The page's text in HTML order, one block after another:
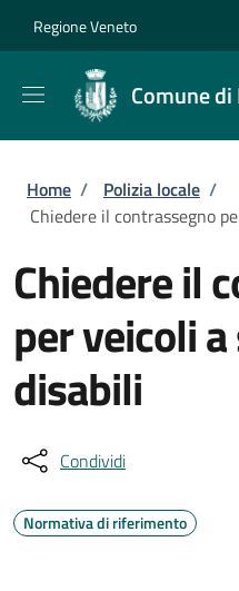
Regione Veneto
Comune
Briciole di pane
Home / Polizia locale /
Chiedere il contrassegno
Chiedere il
per veicoli
disabili
Condividi
Normativa di riferimento